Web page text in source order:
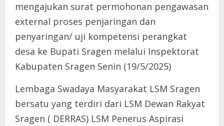
mengajukan surat permohonan pengawasan
external proses penjaringan dan
penyaringan/ uji kompetensi perangkat
desa ke Bupati Sragen melalui Inspektorat
Kabupaten Sragen Senin (19/5/2025)
Lembaga Swadaya Masyarakat LSM Sragen
bersatu yang terdiri dari LSM Dewan Rakyat
Sragen ( DERRAS) LSM Penerus Aspirasi